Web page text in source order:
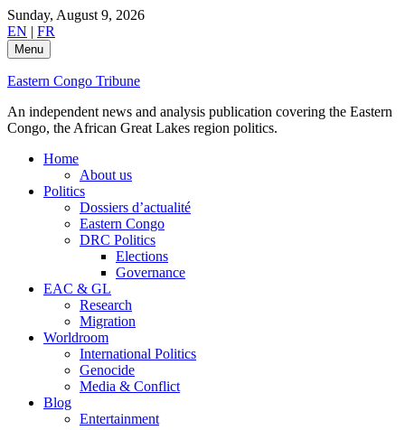
Skip
to
content
Sunday, August 9, 2026
EN | FR
Menu
Eastern Congo Tribune
An independent news and analysis publication covering the Eastern
Congo, the African Great Lakes region politics.
Home
About us
Politics
Dossiers d’actualité
Eastern Congo
DRC Politics
Elections
Governance
EAC & GL
Research
Migration
Worldroom
International Politics
Genocide
Media & Conflict
Blog
Entertainment